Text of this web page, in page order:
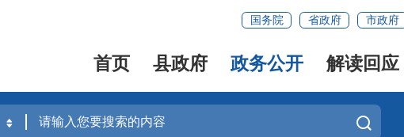
国务院 省政府 市政府
首页 县政府 政务公开 解读回应